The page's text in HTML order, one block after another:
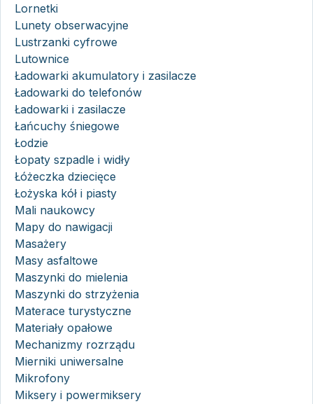
Lornetki
Lunety obserwacyjne
Lustrzanki cyfrowe
Lutownice
Ładowarki akumulatory i zasilacze
Ładowarki do telefonów
Ładowarki i zasilacze
Łańcuchy śniegowe
Łodzie
Łopaty szpadle i widły
Łóżeczka dziecięce
Łożyska kół i piasty
Mali naukowcy
Mapy do nawigacji
Masażery
Masy asfaltowe
Maszynki do mielenia
Maszynki do strzyżenia
Materace turystyczne
Materiały opałowe
Mechanizmy rozrządu
Mierniki uniwersalne
Mikrofony
Miksery i powermiksery